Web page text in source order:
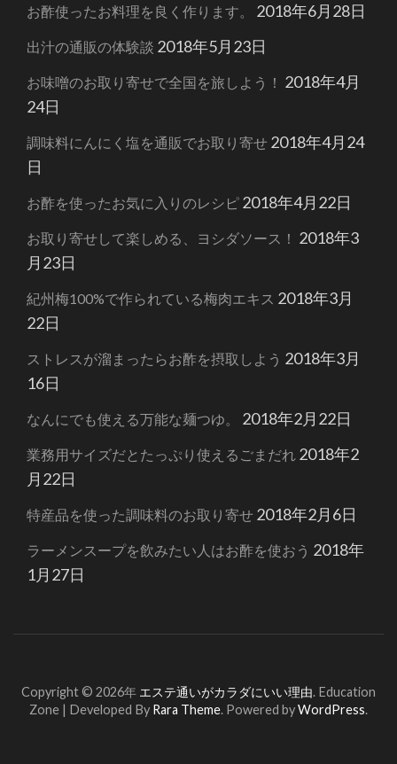
お酢使ったお料理を良く作ります。 2018年6月28日
出汁の通販の体験談 2018年5月23日
お味噌のお取り寄せで全国を旅しよう！ 2018年4月
24日
調味料にんにく塩を通販でお取り寄せ 2018年4月24
日
お酢を使ったお気に入りのレシピ 2018年4月22日
お取り寄せして楽しめる、ヨシダソース！ 2018年3
月23日
紀州梅100%で作られている梅肉エキス 2018年3月
22日
ストレスが溜まったらお酢を摂取しよう 2018年3月
16日
なんにでも使える万能な麺つゆ。 2018年2月22日
業務用サイズだとたっぷり使えるごまだれ 2018年2
月22日
特産品を使った調味料のお取り寄せ 2018年2月6日
ラーメンスープを飲みたい人はお酢を使おう 2018年
1月27日
Copyright © 2026年 エステ通いがカラダにいい理由. Education
Zone | Developed By Rara Theme. Powered byWordPress.